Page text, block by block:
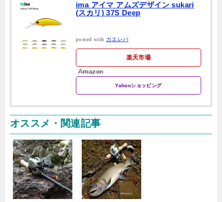
ima アイマ アムズデザイン sukari
(スカリ) 37S Deep
posted with カエレバ
楽天市場
Amazon
Yahooショッピング
オススメ・関連記事